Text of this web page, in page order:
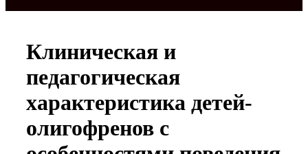
Клиническая и
педагогическая
характеристика детей-
олигофренов с